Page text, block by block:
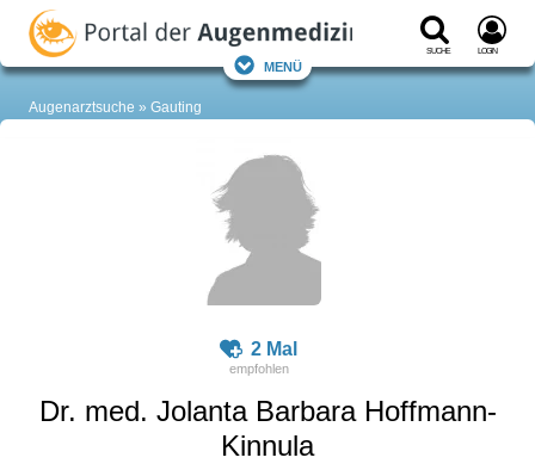
Suche Login
Menü
Augenarztsuche Gauting
2 Mal
Dr. med. Jolanta Barbara Hoffmann-
Kinnula